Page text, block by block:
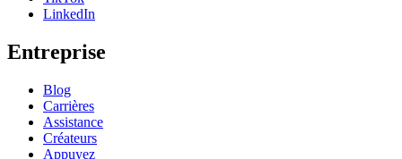
LinkedIn
Entreprise
Blog
Carrières
Assistance
Créateurs
Appuyez